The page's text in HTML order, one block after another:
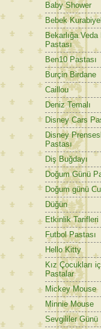
Baby Shower
Bebek
Bekarlığa
Pastası
Ben10 Pastası
Burçin Birdane
Caillou
Deniz Temalı
Disney Cars
Disney
Pastası
Diş Buğdayı
Doğum Günü
Doğum günü
Düğün
Etkinlik Tarifleri
Futbol Pastası
Hello Kitty
Kız Çocukları
Pastalar
Mickey Mouse
Minnie Mouse
Sevgililer Günü